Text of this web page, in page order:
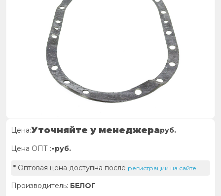
Цена:Уточняйте у менеджераруб.
Цена ОПТ :-руб.
* Оптовая цена доступна после регистрации на сайте
Производитель: БЕЛОГ